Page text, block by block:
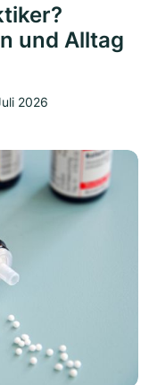
und Alltag
2026